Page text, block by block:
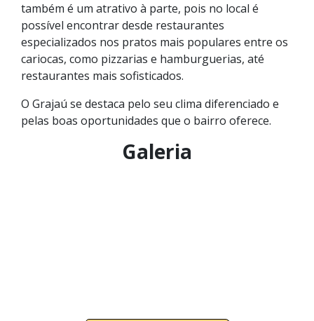
também é um atrativo à parte, pois no local é
possível encontrar desde restaurantes
especializados nos pratos mais populares entre os
cariocas, como pizzarias e hamburguerias, até
restaurantes mais sofisticados.
O Grajaú se destaca pelo seu clima diferenciado e
pelas boas oportunidades que o bairro oferece.
Galeria